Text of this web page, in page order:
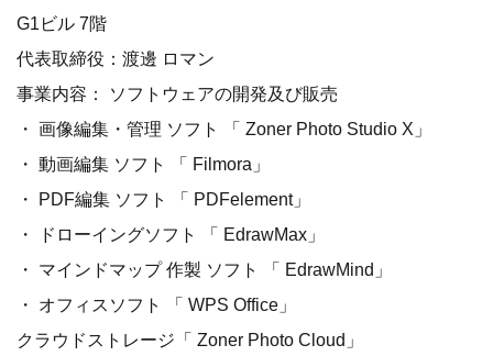
G1ビル 7階
代表取締役：渡邊 ロマン
事業内容： ソフトウェアの開発及び販売
・ 画像編集・管理 ソフト 「 Zoner Photo Studio X」
・ 動画編集 ソフト 「 Filmora」
・ PDF編集 ソフト 「 PDFelement」
・ ドローイングソフト 「 EdrawMax」
・ マインドマップ 作製 ソフト 「 EdrawMind」
・ オフィスソフト 「 WPS Office」
クラウドストレージ「 Zoner Photo Cloud」